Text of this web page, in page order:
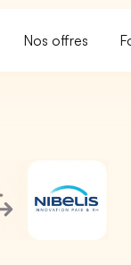
Nos offres